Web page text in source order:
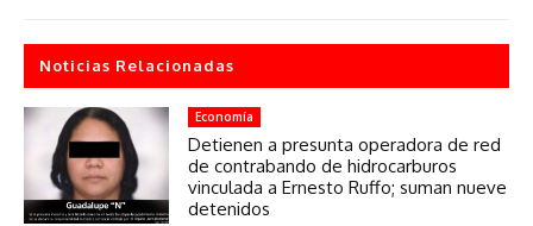
Noticias Relacionadas
Economía
Detienen a presunta operadora de red
de contrabando de hidrocarburos
vinculada a Ernesto Ruffo; suman nueve
detenidos